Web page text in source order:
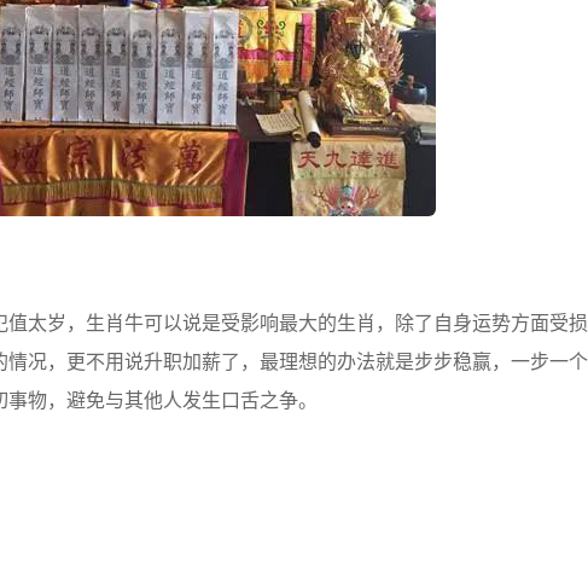
岁，生肖牛可以说是受影响最大的生肖，除了自身运势方面受
况，更不用说升职加薪了，最理想的办法就是步步稳赢，一步一
物，避免与其他人发生口舌之争。